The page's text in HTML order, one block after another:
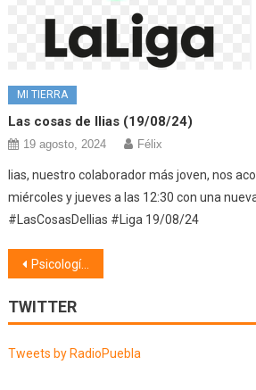
MI TIERRA
Las cosas de Ilias (19/08/24)
19 agosto, 2024 Félix
lias, nuestro colaborador más joven, nos
miércoles y jueves a las 12:30 con una
#LasCosasDeIlias #Liga 19/08/24
Navegación
de
entradas
Psicología (15/05/25) Ansiedad II
TWITTER
Tweets by RadioPuebla